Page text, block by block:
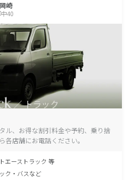
崎
40
ル、お得な割引料金や予約、乗り捨
各店舗にお電話ください。
エーストラック 等
ク・バスなど